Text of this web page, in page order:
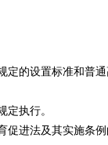
设置标准和普通
执行。
法及其实施条例